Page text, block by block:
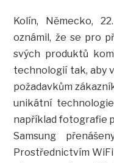
Kolín, Německo,
oznámil, že se pro
svých produktů
technologií tak, aby
požadavkům
unikátní
například fotografie
Samsung
Prostřednictvím